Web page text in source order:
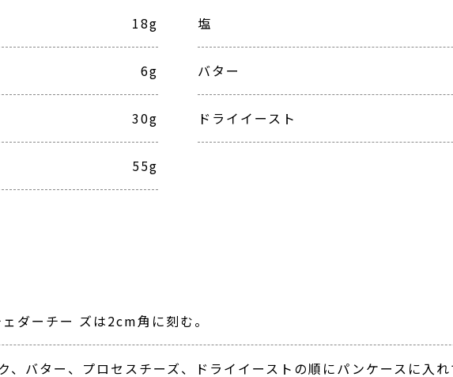
18g 塩
6g バター
30g ドライイースト
55g
ダーチー ズは2cm角に刻む。
バター、プロセスチーズ、ドライイーストの順にパンケースに入れ